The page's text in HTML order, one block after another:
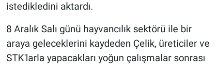
istedikledini aktardı.
8 Aralık Salı günü hayvancılık sektörü ile bir
araya geleceklerini kaydeden Çelik, üreticiler ve
STK'larla yapacakları yoğun çalışmalar sonrası